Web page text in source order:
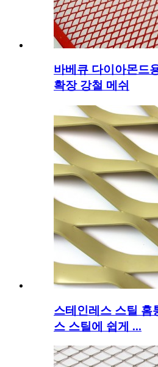
바베큐 다이아몬드
확장 강철 메쉬
스테인레스 스틸 홈
스 스틸에 쉽게 ...